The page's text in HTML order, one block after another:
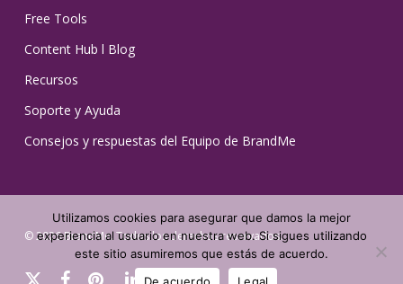
Free Tools
Content Hub l Blog
Recursos
Soporte y Ayuda
Consejos y respuestas del Equipo de BrandMe
© 2026 BrandMe. Todos los derechos reservados.
x- facebookpinterestlinkedin youtubeinstagramtiktok
Utilizamos cookies para asegurar que damos la mejor
experiencia al usuario en nuestra web. Si sigues utilizando
este sitio asumiremos que estás de acuerdo.
De acuerdo
Legal